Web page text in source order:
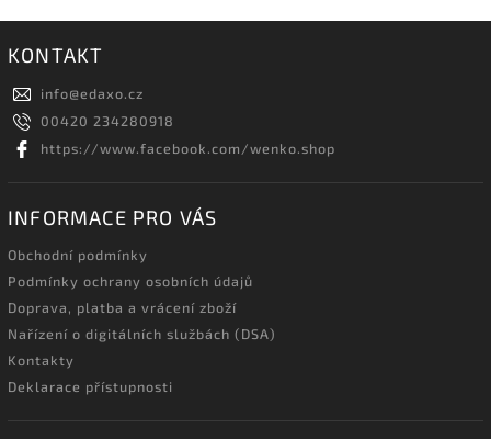
KONTAKT
info@edaxo.cz
00420 234280918
https://www.facebook.com/wenko.shop
INFORMACE PRO VÁS
Obchodní podmínky
Podmínky ochrany osobních údajů
Doprava, platba a vrácení zboží
Nařízení o digitálních službách (DSA)
Kontakty
Deklarace přístupnosti